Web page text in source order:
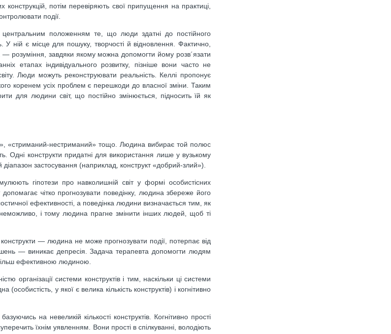
потім перевіряють свої припущення на практиці,
події.
положенням те, що люди здатні до постійного
У ній є місце для пошуку, творчості й відновлення. Фактично,
— розуміння, завдяки якому можна допомогти йому розв´язати
етапах індивідуального розвитку, пізніше вони часто не
Люди можуть реконструювати реальність. Келлі пропонує
коренем усіх проблем є перешкоди до власної зміни. Таким
для людини світ, що постійно змінюється, підносить їй як
«стриманий-нестриманий» тощо. Людина вибирає той полюс
Одні конструкти придатні для використання лише у вузькому
застосування (наприклад, конструкт «добрий-злий»).
гіпотези про навколишній світ у формі особистісних
чітко прогнозувати поведінку, людина збереже його
ефективності, а поведінка людини визначається тим, як
неможливо, і тому людина прагне змінити інших людей, щоб ті
— людина не може прогнозувати події, потерпає від
— виникає депресія. Задача терапевта допомогти людям
більш ефективною людиною.
організації системи конструктів і тим, наскільки ці системи
у якої є велика кількість конструктів) і когнітивно
на невеликій кількості конструктів. Когнітивно прості
їхнім уявленням. Вони прості в спілкуванні, володіють